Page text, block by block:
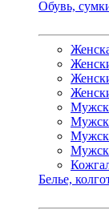
Обувь,
Белье,